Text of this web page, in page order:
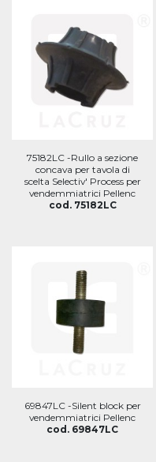
75182LC -Rullo a sezione
concava per tavola di
scelta Selectiv' Process per
vendemmiatrici Pellenc
cod. 75182LC
69847LC -Silent block per
vendemmiatrici Pellenc
cod. 69847LC